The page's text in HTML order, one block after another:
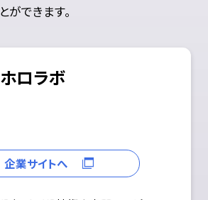
ができます。
ホロラボ
企業サイトへ